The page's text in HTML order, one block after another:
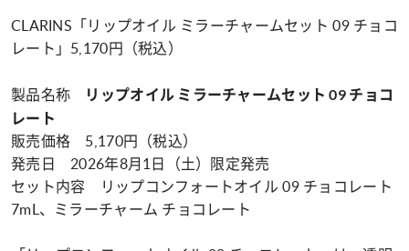
CLARINS「リップオイル ミラーチャームセット 09 チョコ
レート」5,170円（税込）
製品名称
リップオイル ミラーチャームセット 09 チョコ
レート
販売価格 5,170円（税込）
発売日 2026年8月1日（土）限定発売
セット内容 リップコンフォートオイル 09 チョコレート
7mL、ミラーチャーム チョコレート